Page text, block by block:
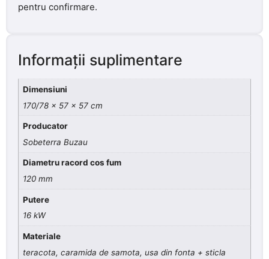
pentru confirmare.
Informații suplimentare
Dimensiuni
170/78 x 57 x 57 cm
Producator
Sobeterra Buzau
Diametru racord cos fum
120 mm
Putere
16 kW
Materiale
teracota, caramida de samota, usa din fonta + sticla